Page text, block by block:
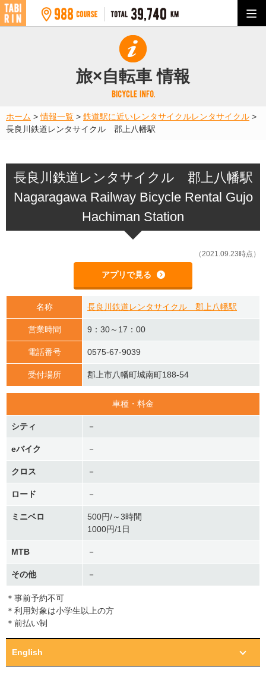
旅×自転車 情報
ホーム >情報一覧 > 鉄道駅に近いレンタサイクルレンタサイクル >
長良川鉄道レンタサイクル 郡上八幡駅
長良川鉄道レンタサイクル 郡上八幡駅
Nagaragawa Railway Bicycle Rental Gujo
Hachiman Station
（2021.09.23時点）
アプリで見る
名称 長良川鉄道レンタサイクル 郡上八幡駅
営業時間 9：30～17：00
電話番号 0575-67-9039
受付場所 郡上市八幡町城南町188-54
車種・料金
シティ －
eバイク －
クロス －
ロード －
ミニベロ
500円/～3時間
1000円/1日
MTB －
その他 －
＊事前予約不可
＊利用対象は小学生以上の方
＊前払い制
English